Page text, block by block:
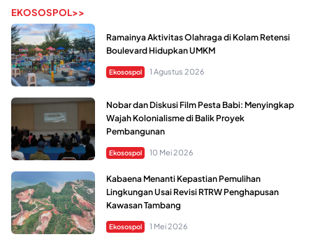
EKOSOSPOL>>
Ramainya Aktivitas Olahraga di Kolam Retensi
Boulevard Hidupkan UMKM
Ekosospol 1 Agustus 2026
Nobar dan Diskusi Film Pesta Babi: Menyingkap
Wajah Kolonialisme di Balik Proyek
Pembangunan
Ekosospol 10 Mei 2026
Kabaena Menanti Kepastian Pemulihan
Lingkungan Usai Revisi RTRW Penghapusan
Kawasan Tambang
Ekosospol 1 Mei 2026